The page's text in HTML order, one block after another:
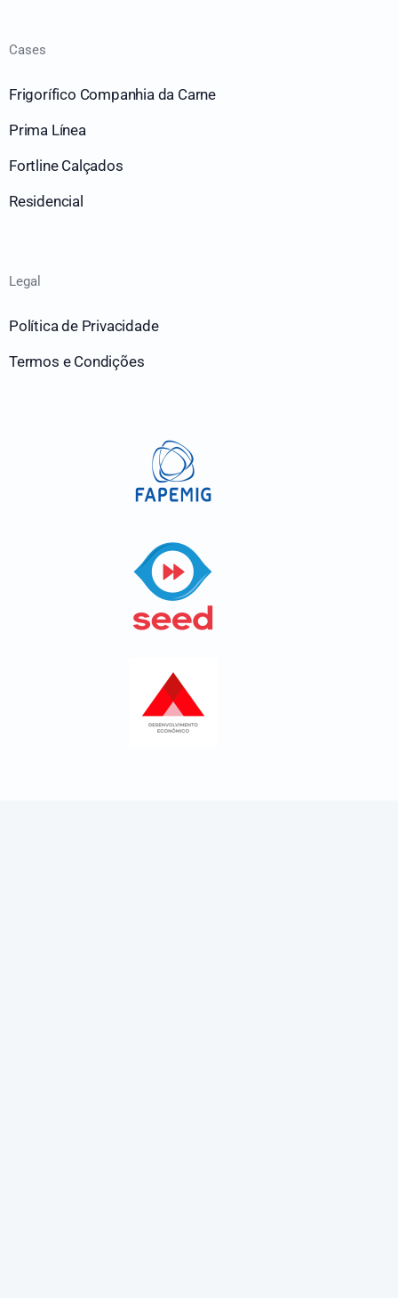
Cases
Frigorífico Companhia da Carne
Prima Línea
Fortline Calçados
Residencial
Legal
Política de Privacidade
Termos e Condições